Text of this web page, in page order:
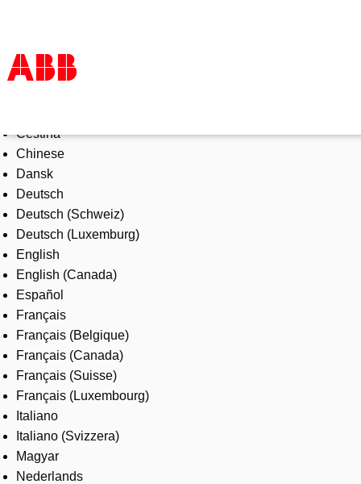
Products & Solutions
Industries
Services
About us
Where to buy
Contact us
Careers
Čeština
Chinese
Dansk
Deutsch
Deutsch (Schweiz)
Deutsch (Luxemburg)
English
English (Canada)
Español
Français
Français (Belgique)
Français (Canada)
Français (Suisse)
Français (Luxembourg)
Italiano
Italiano (Svizzera)
Magyar
Nederlands